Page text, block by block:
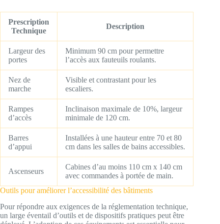
Prescription
Technique
Description
Largeur des
portes
Minimum 90 cm pour permettre
l’accès aux fauteuils roulants.
Nez de
marche
Visible et contrastant pour les
escaliers.
Rampes
d’accès
Inclinaison maximale de 10%, largeur
minimale de 120 cm.
Barres
d’appui
Installées à une hauteur entre 70 et 80
cm dans les salles de bains accessibles.
Ascenseurs
Cabines d’au moins 110 cm x 140 cm
avec commandes à portée de main.
Outils pour améliorer l’accessibilité des bâtiments
Pour répondre aux exigences de la réglementation technique,
un large éventail d’outils et de dispositifs pratiques peut être